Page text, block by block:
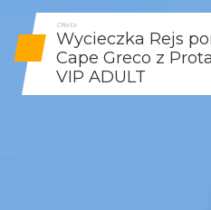
Oferta
Wycieczka Rejs
Cape Greco z
VIP ADULT